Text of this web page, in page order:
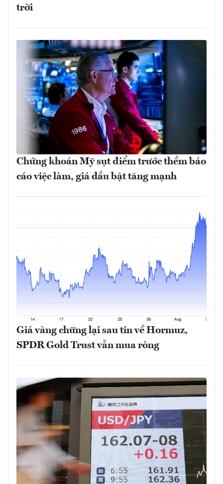
trời
Chứng khoán Mỹ sụt điểm trước thềm báo
cáo việc làm, giá dầu bật tăng mạnh
Giá vàng chững lại sau tin về Hormuz,
SPDR Gold Trust vẫn mua ròng